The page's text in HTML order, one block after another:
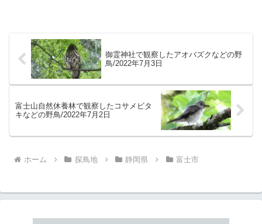
御霊神社で観察したアオバズクなどの野
鳥/2022年7月3日
富士山自然休養林で観察したコサメビタ
キなどの野鳥/2022年7月2日
ホーム 探鳥地 静岡県 富士市